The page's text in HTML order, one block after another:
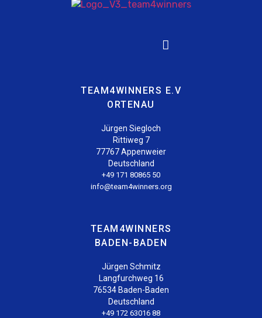
TEAM4WINNERS E.V
ORTENAU
Jürgen Siegloch
Rittiweg 7
77767 Appenweier
Deutschland
+49 171 80865 50
info@team4winners.org
TEAM4WINNERS
BADEN-BADEN
Jürgen Schmitz
Langfurchweg 16
76534 Baden-Baden
Deutschland
+49 172 63016 88